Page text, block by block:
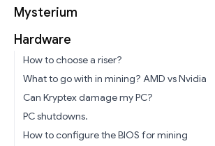
Mysterium
Hardware
How to choose a riser?
What to go with in mining? AMD vs Nvidia
Can Kryptex damage my PC?
PC shutdowns.
How to configure the BIOS for mining